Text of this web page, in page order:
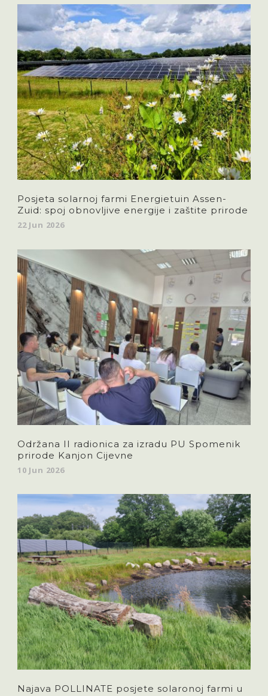
Posjeta solarnoj farmi Energietuin Assen-
Zuid: spoj obnovljive energije i zaštite prirode
22 Jun 2026
Održana II radionica za izradu PU Spomenik
prirode Kanjon Cijevne
10 Jun 2026
Najava POLLINATE posjete solaronoj farmi u